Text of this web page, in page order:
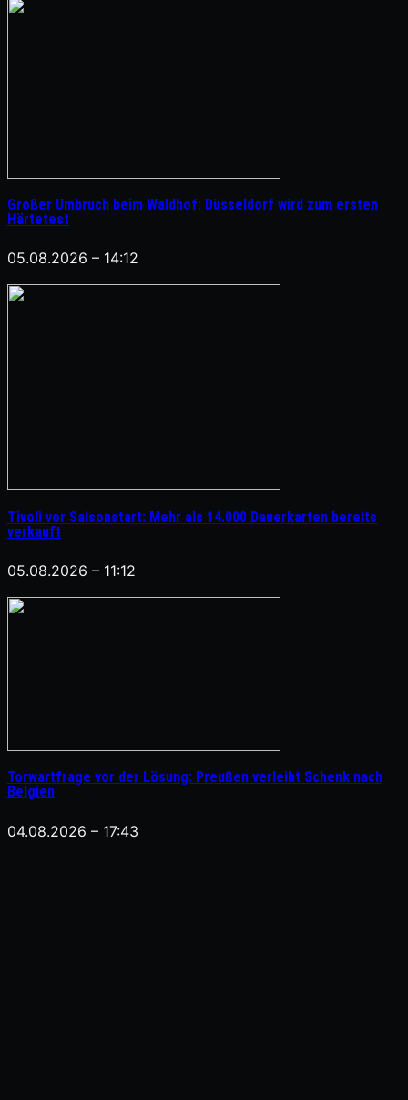
Großer Umbruch beim Waldhof: Düsseldorf wird zum ersten
Härtetest
05.08.2026 – 14:12
Tivoli vor Saisonstart: Mehr als 14.000 Dauerkarten bereits
verkauft
05.08.2026 – 11:12
Torwartfrage vor der Lösung: Preußen verleiht Schenk nach
Belgien
04.08.2026 – 17:43